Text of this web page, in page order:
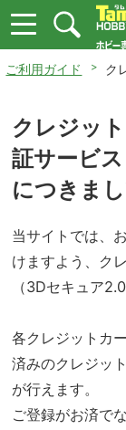
ご利用ガイド ク
クレジッ
証サービ
につきま
当サイトでは、
けますよう、ク
（3Dセキュア
各クレジットカ
済みのクレジッ
が行えます。
ご登録がお済で